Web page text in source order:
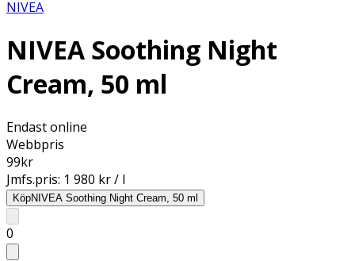
NIVEA
NIVEA Soothing Night
Cream, 50 ml
Endast online
Webbpris
99kr
Jmfs.pris: 1 980 kr / l
KöpNIVEA Soothing Night Cream, 50 ml
0